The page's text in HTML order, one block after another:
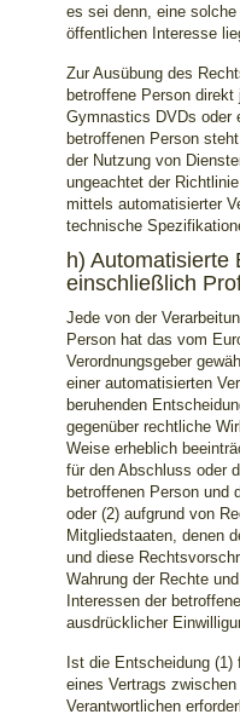
es sei denn, eine
öffentlichen Interesse
Zur Ausübung des
betroffene Person
Gymnastics DVDs oder
betroffenen Person
der Nutzung von
ungeachtet der
mittels automatisierter
technische
h) Automatisierte
einschließlich
Jede von der
Person hat das vom
Verordnungsgeber
einer automatisierten
beruhenden
gegenüber rechtliche
Weise erheblich
für den Abschluss oder
betroffenen Person und
oder (2) aufgrund von
Mitgliedstaaten, denen
und diese
Wahrung der Rechte
Interessen der
ausdrücklicher
Ist die Entscheidung
eines Vertrags
Verantwortlichen